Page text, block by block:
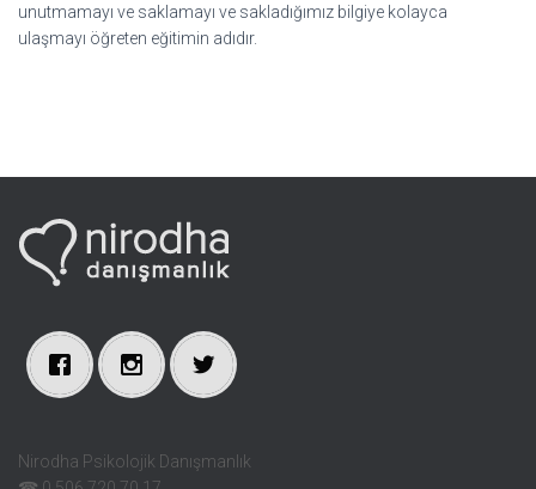
unutmamayı ve saklamayı ve sakladığımız bilgiye kolayca
ulaşmayı öğreten eğitimin adıdır.
Nirodha Psikolojik Danışmanlık